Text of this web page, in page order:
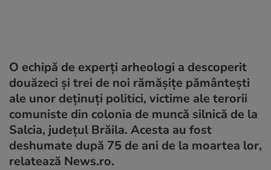
O echipă de experți arheologi a descoperit
douăzeci și trei de noi rămășițe pământești
ale unor deținuți politici, victime ale terorii
comuniste din colonia de muncă silnică de la
Salcia, județul Brăila. Acesta au fost
deshumate după 75 de ani de la moartea lor,
relatează News.ro.